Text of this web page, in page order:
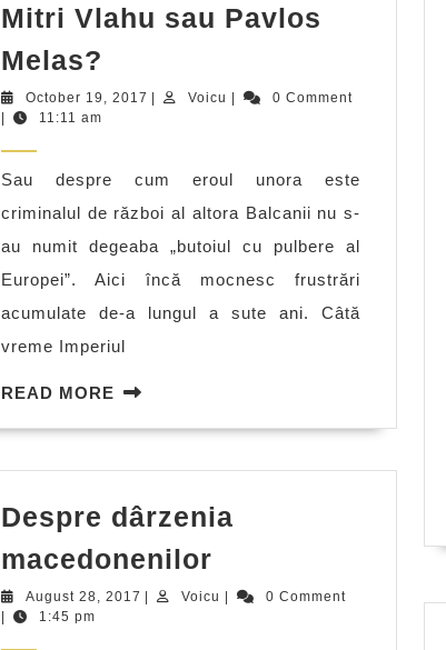
Mitri Vlahu sau Pavlos
Melas?
Vlahu
Melas?
October 19, 2017 OctoberVoicu Voicu
0 Comment
11:11 am
Sau despre cum eroul unora este
criminalul de război al altora Balcanii nu s-
au numit degeaba „butoiul cu pulbere al
Europei”. Aici încă mocnesc frustrări
acumulate de-a lungul a sute ani. Câtă
vreme Imperiul
READ MORE READ
Despre dârzenia
macedonenilor
dârzenia
August 28, 2017 August
| Voicu Voicu
|
0 Comment
|
1:45 pm